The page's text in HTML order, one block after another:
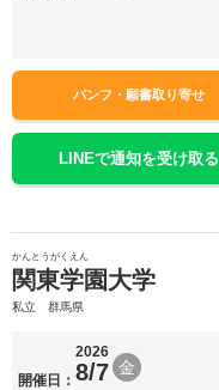
パンフ・願書取り寄せ
LINEで通知を受け取る
かんとうがくえん
関東学園大学
私立 群馬県
開催日：
2026
8/7 金